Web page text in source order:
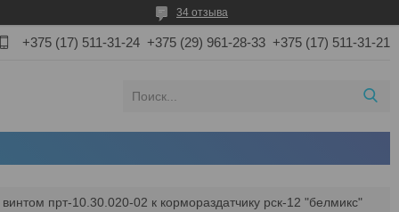
34 отзыва
+375 (17) 511-31-24 +375 (29) 961-28-33 +375 (17) 511-31-21
винтом прт-10.30.020-02 к кормораздатчику рск-12 "белмикс"